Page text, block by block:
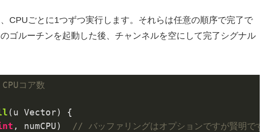
CPUごとに1つずつ実行します。それらは任意の順序で完了で
ゴルーチンを起動した後、チャンネルを空にして完了シグナル
コア数
(u Vector)
{
, numCPU) // バッファリングはオプションですが賢明です。